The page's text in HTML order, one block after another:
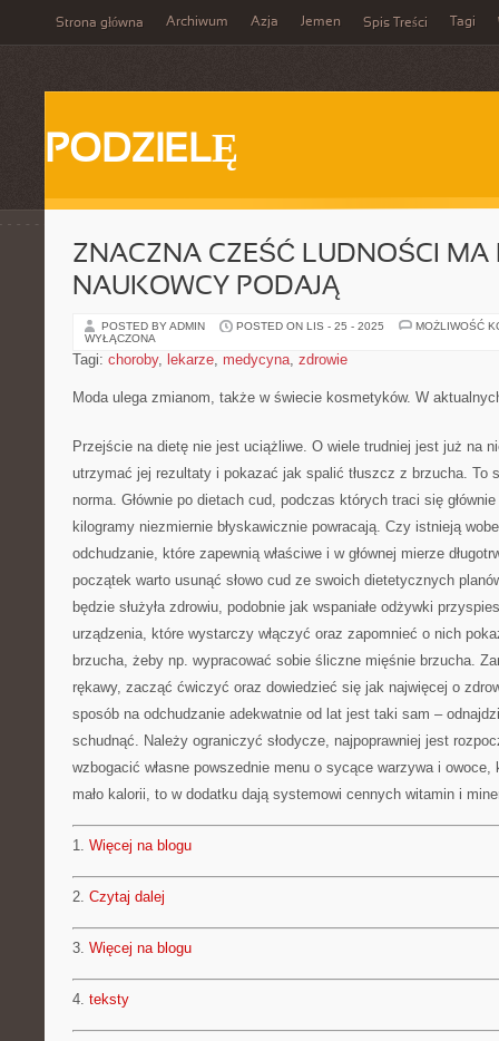
Strona główna Archiwum Azja Jemen Spis Treści Tagi
PODZIELĘ
ZNACZNA CZEŚĆ LUDNOŚCI MA
NAUKOWCY PODAJĄ
POSTED BY ADMIN POSTED ON LIS - 25 - 2025
MOŻLIWOŚĆ
WYŁĄCZONA
Tagi: choroby, lekarze, medycyna, zdrowie
Moda ulega zmianom, także w świecie kosmetyków. W
Przejście na dietę nie jest uciążliwe. O wiele trudniej jest już na
utrzymać jej rezultaty i pokazać jak spalić tłuszcz z brzucha. To
norma. Głównie po dietach cud, podczas których traci się
kilogramy niezmiernie błyskawicznie powracają. Czy istnieją
odchudzanie, które zapewnią właściwe i w głównej mierze
początek warto usunąć słowo cud ze swoich dietetycznych
będzie służyła zdrowiu, podobnie jak wspaniałe odżywki
urządzenia, które wystarczy włączyć oraz zapomnieć o nich
brzucha, żeby np. wypracować sobie śliczne mięśnie brzucha.
rękawy, zacząć ćwiczyć oraz dowiedzieć się jak najwięcej o
sposób na odchudzanie adekwatnie od lat jest taki sam –
schudnąć. Należy ograniczyć słodycze, najpoprawniej jest
wzbogacić własne powszednie menu o sycące warzywa i
mało kalorii, to w dodatku dają systemowi cennych witamin i
1. Więcej na blogu
2. Czytaj dalej
3. Więcej na blogu
4. teksty